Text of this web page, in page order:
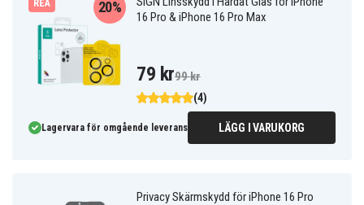
REA
16 Pro & iPhone 16 Pro Max
(4)
20%
79 kr99 kr
Lagervara för omgående leverans LÄGG I VARUKORG
Privacy Skärmskydd för iPhone 16 Pro